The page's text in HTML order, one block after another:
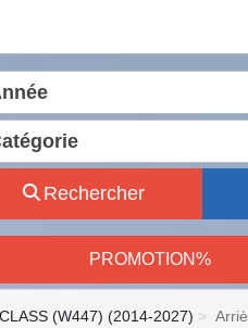
Rechercher
PROMOTION%
(W447) (2014-2027)